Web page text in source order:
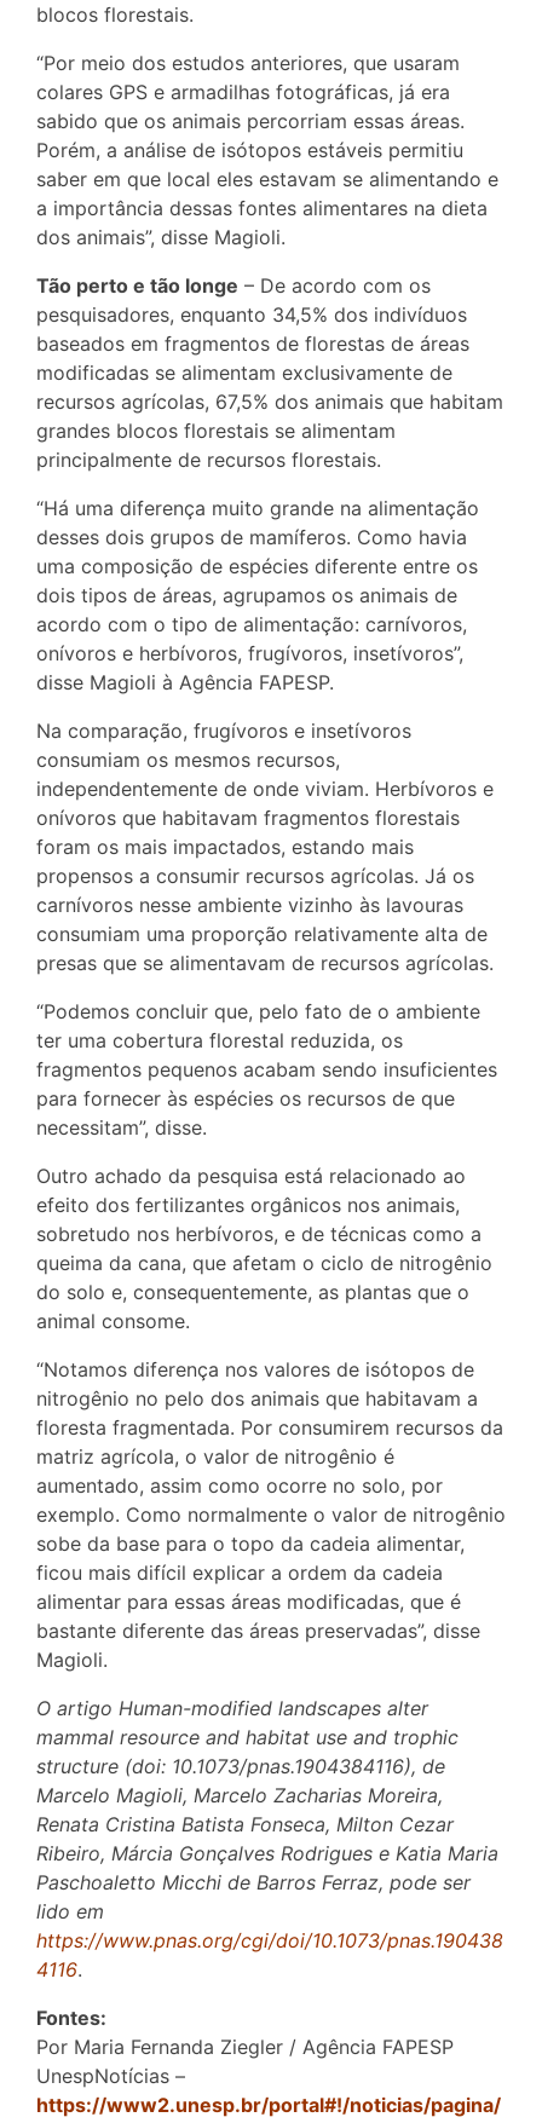
blocos florestais.
“Por meio dos estudos anteriores, que usaram
colares GPS e armadilhas fotográficas, já era
sabido que os animais percorriam essas áreas.
Porém, a análise de isótopos estáveis permitiu
saber em que local eles estavam se alimentando e
a importância dessas fontes alimentares na dieta
dos animais”, disse Magioli.
Tão perto e tão longe – De acordo com os
pesquisadores, enquanto 34,5% dos indivíduos
baseados em fragmentos de florestas de áreas
modificadas se alimentam exclusivamente de
recursos agrícolas, 67,5% dos animais que habitam
grandes blocos florestais se alimentam
principalmente de recursos florestais.
“Há uma diferença muito grande na alimentação
desses dois grupos de mamíferos. Como havia
uma composição de espécies diferente entre os
dois tipos de áreas, agrupamos os animais de
acordo com o tipo de alimentação: carnívoros,
onívoros e herbívoros, frugívoros, insetívoros”,
disse Magioli à Agência FAPESP.
Na comparação, frugívoros e insetívoros
consumiam os mesmos recursos,
independentemente de onde viviam. Herbívoros e
onívoros que habitavam fragmentos florestais
foram os mais impactados, estando mais
propensos a consumir recursos agrícolas. Já os
carnívoros nesse ambiente vizinho às lavouras
consumiam uma proporção relativamente alta de
presas que se alimentavam de recursos agrícolas.
“Podemos concluir que, pelo fato de o ambiente
ter uma cobertura florestal reduzida, os
fragmentos pequenos acabam sendo insuficientes
para fornecer às espécies os recursos de que
necessitam”, disse.
Outro achado da pesquisa está relacionado ao
efeito dos fertilizantes orgânicos nos animais,
sobretudo nos herbívoros, e de técnicas como a
queima da cana, que afetam o ciclo de nitrogênio
do solo e, consequentemente, as plantas que o
animal consome.
“Notamos diferença nos valores de isótopos de
nitrogênio no pelo dos animais que habitavam a
floresta fragmentada. Por consumirem recursos da
matriz agrícola, o valor de nitrogênio é
aumentado, assim como ocorre no solo, por
exemplo. Como normalmente o valor de nitrogênio
sobe da base para o topo da cadeia alimentar,
ficou mais difícil explicar a ordem da cadeia
alimentar para essas áreas modificadas, que é
bastante diferente das áreas preservadas”, disse
Magioli.
O artigo Human-modified landscapes alter
mammal resource and habitat use and trophic
structure (doi: 10.1073/pnas.1904384116), de
Marcelo Magioli, Marcelo Zacharias Moreira,
Renata Cristina Batista Fonseca, Milton Cezar
Ribeiro, Márcia Gonçalves Rodrigues e Katia Maria
Paschoaletto Micchi de Barros Ferraz, pode ser
lido em
https://www.pnas.org/cgi/doi/10.1073/pnas.190438
4116.
Fontes:
Por Maria Fernanda Ziegler / Agência FAPESP
UnespNotícias –
https://www2.unesp.br/portal#!/noticias/pagina/